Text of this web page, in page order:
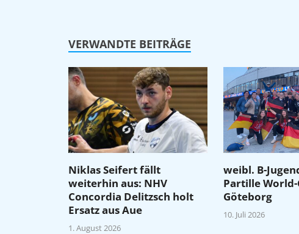
VERWANDTE BEITRÄGE
Niklas Seifert fällt
weiterhin aus: NHV
Concordia Delitzsch holt
Ersatz aus Aue
1. August 2026
weibl. B-
Partille World-
Göteborg
10. Juli 2026